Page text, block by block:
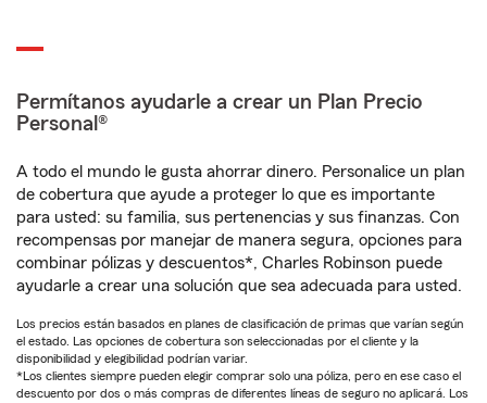
Permítanos ayudarle a crear un Plan Precio
Personal®
A todo el mundo le gusta ahorrar dinero. Personalice un plan
de cobertura que ayude a proteger lo que es importante
para usted: su familia, sus pertenencias y sus finanzas. Con
recompensas por manejar de manera segura, opciones para
combinar pólizas y descuentos*, Charles Robinson puede
ayudarle a crear una solución que sea adecuada para usted.
Los precios están basados en planes de clasificación de primas que varían según
el estado. Las opciones de cobertura son seleccionadas por el cliente y la
disponibilidad y elegibilidad podrían variar.
*Los clientes siempre pueden elegir comprar solo una póliza, pero en ese caso el
descuento por dos o más compras de diferentes líneas de seguro no aplicará. Los